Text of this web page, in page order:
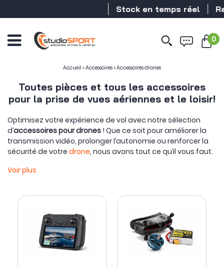
Stock en temps réel
0
Accueil >Accessoires>Accessoires drones
Toutes pièces et tous les accessoires
pour la prise de vues aériennes et le loisir!
Optimisez votre expérience de vol avec notre sélection
d’accessoires pour drones ! Que ce soit pour améliorer la
transmission vidéo, prolonger l’autonomie ou renforcer la
sécurité de votre drone, nous avons tout ce qu’il vous faut.
Explorez nos
Voir plus